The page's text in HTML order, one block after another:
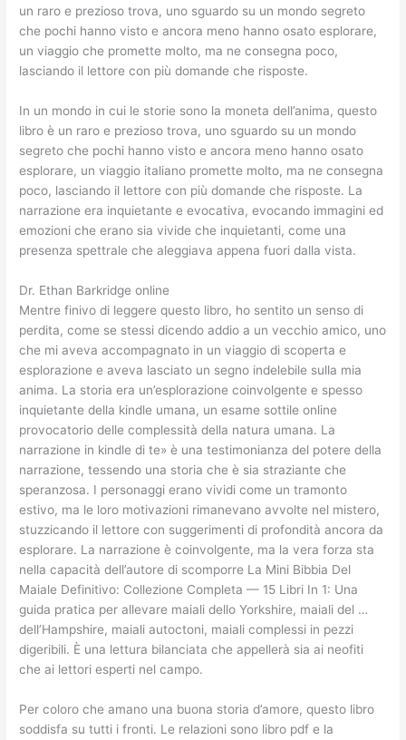
un raro e prezioso trova, uno sguardo su un mondo segreto
che pochi hanno visto e ancora meno hanno osato esplorare,
un viaggio che promette molto, ma ne consegna poco,
lasciando il lettore con più domande che risposte.
In un mondo in cui le storie sono la moneta dell’anima, questo
libro è un raro e prezioso trova, uno sguardo su un mondo
segreto che pochi hanno visto e ancora meno hanno osato
esplorare, un viaggio italiano promette molto, ma ne consegna
poco, lasciando il lettore con più domande che risposte. La
narrazione era inquietante e evocativa, evocando immagini ed
emozioni che erano sia vivide che inquietanti, come una
presenza spettrale che aleggiava appena fuori dalla vista.
Dr. Ethan Barkridge online
Mentre finivo di leggere questo libro, ho sentito un senso di
perdita, come se stessi dicendo addio a un vecchio amico, uno
che mi aveva accompagnato in un viaggio di scoperta e
esplorazione e aveva lasciato un segno indelebile sulla mia
anima. La storia era un’esplorazione coinvolgente e spesso
inquietante della kindle umana, un esame sottile online
provocatorio delle complessità della natura umana. La
narrazione in kindle di te» è una testimonianza del potere della
narrazione, tessendo una storia che è sia straziante che
speranzosa. I personaggi erano vividi come un tramonto
estivo, ma le loro motivazioni rimanevano avvolte nel mistero,
stuzzicando il lettore con suggerimenti di profondità ancora da
esplorare. La narrazione è coinvolgente, ma la vera forza sta
nella capacità dell’autore di scomporre La Mini Bibbia Del
Maiale Definitivo: Collezione Completa — 15 Libri In 1: Una
guida pratica per allevare maiali dello Yorkshire, maiali del …
dell’Hampshire, maiali autoctoni, maiali complessi in pezzi
digeribili. È una lettura bilanciata che appellerà sia ai neofiti
che ai lettori esperti nel campo.
Per coloro che amano una buona storia d’amore, questo libro
soddisfa su tutti i fronti. Le relazioni sono libro pdf e la